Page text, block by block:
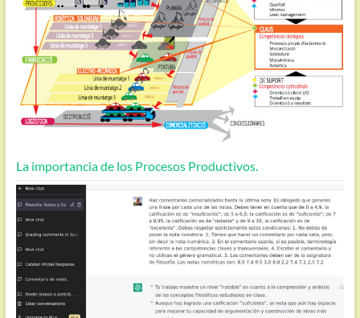
La importancia de los Procesos Productivos.